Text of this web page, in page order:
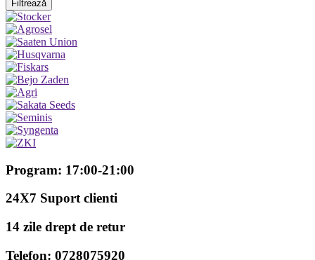
Filtrează
Program: 17:00-21:00
24X7 Suport clienti
14 zile drept de retur
Telefon: 0728075920